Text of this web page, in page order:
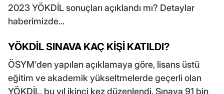
2023 YÖKDİL sonuçları açıklandı mı? Detaylar
haberimizde...
YÖKDİL SINAVA KAÇ KİŞİ KATILDI?
ÖSYM'den yapılan açıklamaya göre, lisans üstü
eğitim ve akademik yükseltmelerde geçerli olan
YÖKDİL, bu yıl ikinci kez düzenlendi. Sınava 91 bin